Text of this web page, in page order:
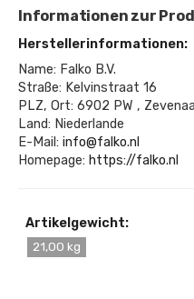
Informationen zur
Herstellerinformationen:
Name: Falko B.V.
Straße: Kelvinstraat 16
PLZ, Ort: 6902 PW ,
Land: Niederlande
E-Mail: info@falko.nl
Homepage: https://falko.nl
Artikelgewicht:
21,00 kg